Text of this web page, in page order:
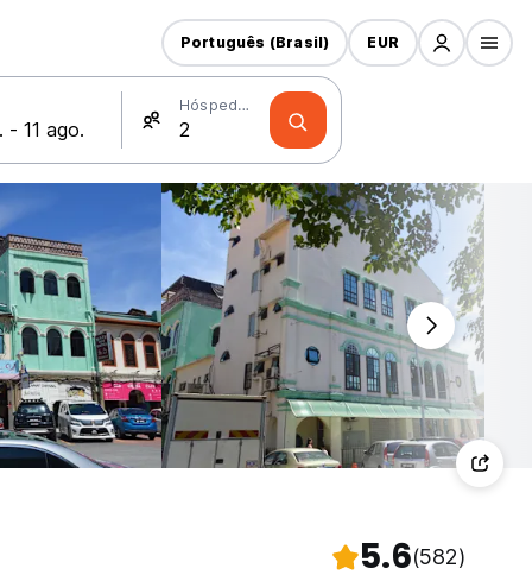
Hóspedes
Português (Brasil) EUR
5.6(582)